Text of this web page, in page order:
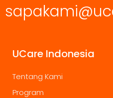
UCare Indonesia
Tentang Kami
Program